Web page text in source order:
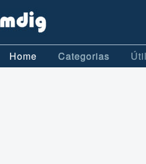
Home Categorias Útil